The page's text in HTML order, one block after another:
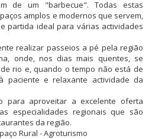
de um "barbecue". Todas estas
amplos e modernos que servem,
partida ideal para várias actividades
realizar passeios a pé pela região
onde, nos dias mais quentes, se
rio e, quando o tempo não está de
paciente e relaxante actividade da
para aproveitar a excelente oferta
especialidades regionais que são
da região.
Rural - Agroturismo